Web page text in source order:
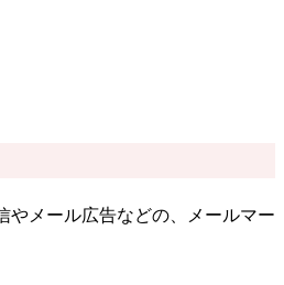
やメール広告などの、メールマー